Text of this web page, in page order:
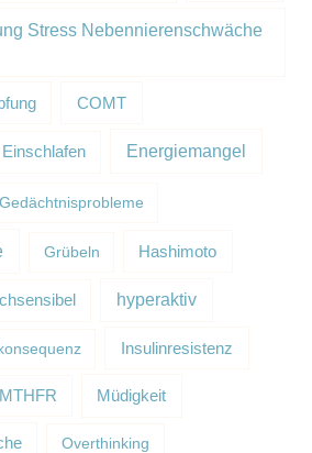
Stress Nebennierenschwäche
COMT
Einschlafen Energiemangel
Gedächtnisprobleme
Grübeln Hashimoto
hyperaktiv
Insulinresistenz
MTHFR Müdigkeit
Overthinking